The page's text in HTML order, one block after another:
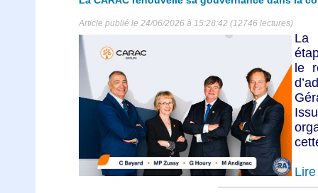
Article publié le 24/06/2026 à 15:28:42 (12746 lectures)
La
le